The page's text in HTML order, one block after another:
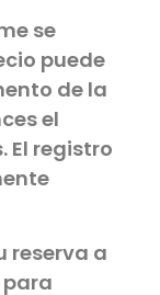
se
puede
de la
el
El registro
reserva a
para